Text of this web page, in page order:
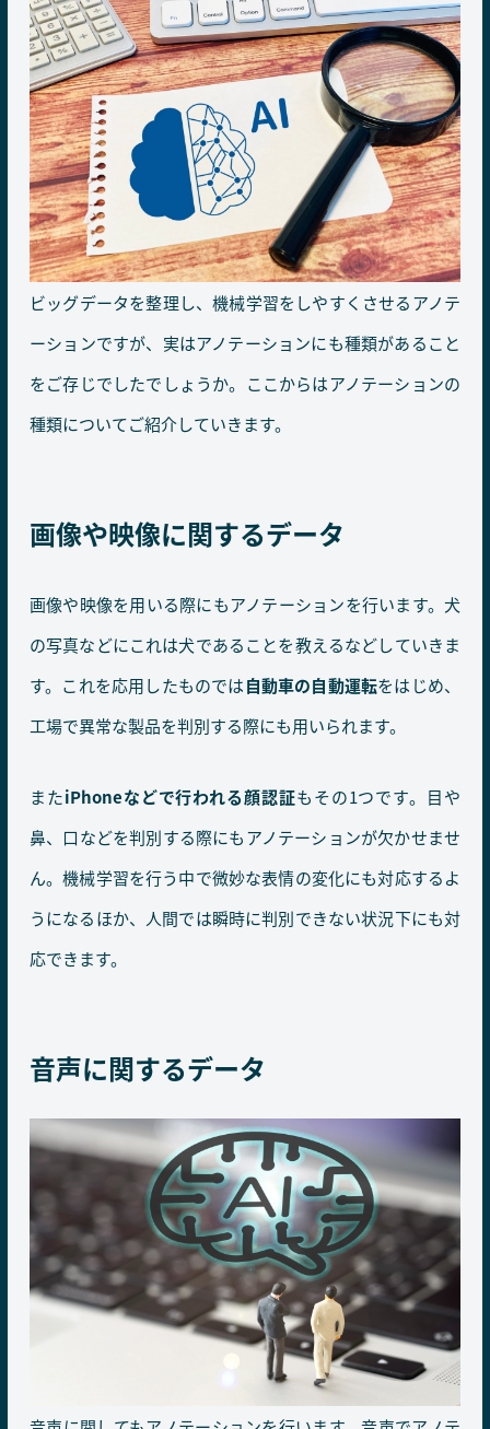
ビッグデータを整理し、機械学習をしやすくさせるアノテ
ーションですが、実はアノテーションにも種類があること
をご存じでしたでしょうか。ここからはアノテーションの
種類についてご紹介していきます。
画像や映像に関するデータ
画像や映像を用いる際にもアノテーションを行います。犬
の写真などにこれは犬であることを教えるなどしていきま
す。これを応用したものでは自動車の自動運転をはじめ、
工場で異常な製品を判別する際にも用いられます。
またiPhoneなどで行われる顔認証もその1つです。目や
鼻、口などを判別する際にもアノテーションが欠かせませ
ん。機械学習を行う中で微妙な表情の変化にも対応するよ
うになるほか、人間では瞬時に判別できない状況下にも対
応できます。
音声に関するデータ